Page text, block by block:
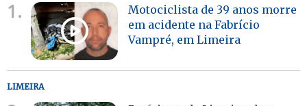
1.
Motociclista de 39 anos morre
em acidente na Fabrício
Vampré, em Limeira
LIMEIRA